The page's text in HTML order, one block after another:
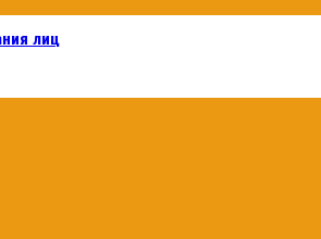
лиц